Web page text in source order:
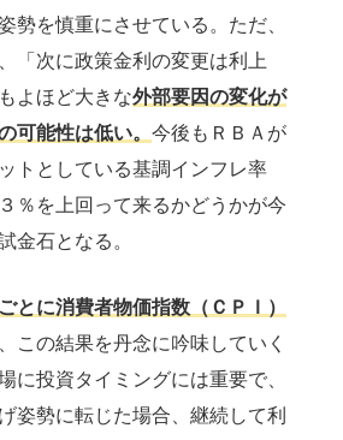
勢を慎重にさせている。ただ、
「次に政策金利の変更は利上
よほど大きな外部要因の変化が
可能性は低い。 今後もＲＢＡが
トとしている基調インフレ率
％を上回って来るかどうかが今
金石となる。
とに消費者物価指数（ＣＰＩ）
この結果を丹念に吟味していく
に投資タイミングには重要で、
姿勢に転じた場合、継続して利